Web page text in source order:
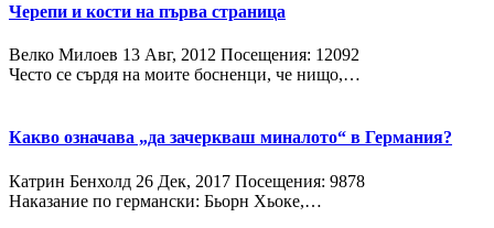
Черепи и кости на първа страница
Велко Милоев 13 Авг, 2012 Посещения: 12092
Често се сърдя на моите босненци, че нищо,…
Какво означава „да зачеркваш миналото“ в Германия?
Катрин Бенхолд 26 Дек, 2017 Посещения: 9878
Наказание по германски: Бьорн Хьоке,…